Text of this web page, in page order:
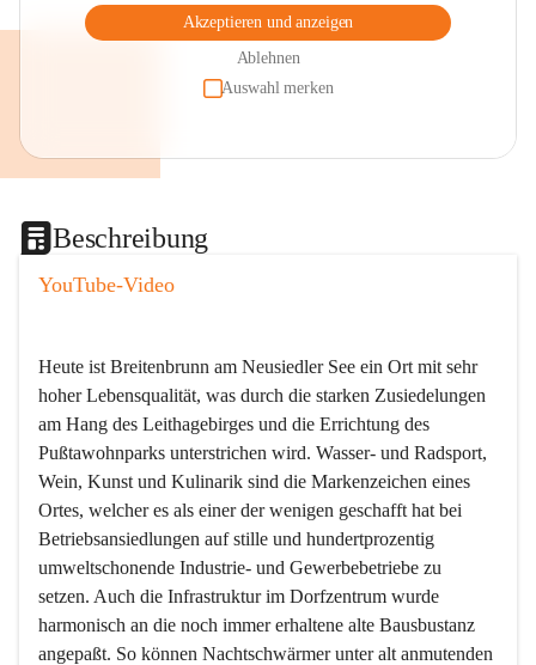
Akzeptieren und anzeigen
Ablehnen
Auswahl merken
Beschreibung
YouTube-Video
Heute ist Breitenbrunn am Neusiedler See ein Ort mit sehr
hoher Lebensqualität, was durch die starken Zusiedelungen
am Hang des Leithagebirges und die Errichtung des
Pußtawohnparks unterstrichen wird. Wasser- und Radsport,
Wein, Kunst und Kulinarik sind die Markenzeichen eines
Ortes, welcher es als einer der wenigen geschafft hat bei
Betriebsansiedlungen auf stille und hundertprozentig
umweltschonende Industrie- und Gewerbebetriebe zu
setzen. Auch die Infrastruktur im Dorfzentrum wurde
harmonisch an die noch immer erhaltene alte Bausbustanz
angepaßt. So können Nachtschwärmer unter alt anmutenden